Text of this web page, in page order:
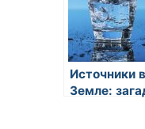
Источники
Земле: